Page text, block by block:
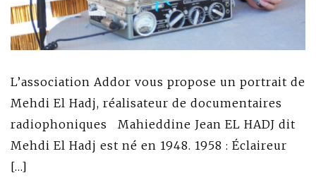
L’association Addor vous propose un portrait de
Mehdi El Hadj, réalisateur de documentaires
radiophoniques Mahieddine Jean EL HADJ dit
Mehdi El Hadj est né en 1948. 1958 : Éclaireur
[…]